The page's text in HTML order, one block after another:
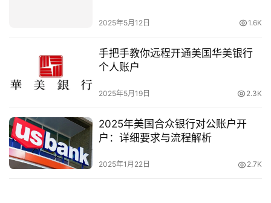
2025年5月12日 1.6K
手把手教你远程开通美国华美银行
个人账户
2025年5月19日 2.3K
2025年美国合众银行对公账户开
户：详细要求与流程解析
2025年1月22日 2.7K